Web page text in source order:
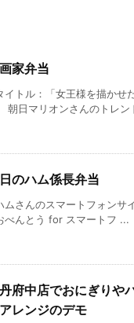
家弁当
イトル：「女王様を描かせ
朝日マリオンさんのトレン
のハム係長弁当
ムさんのスマートフォンサ
べんとう for スマートフ ...
府中店でおにぎりや
レンジのデモ